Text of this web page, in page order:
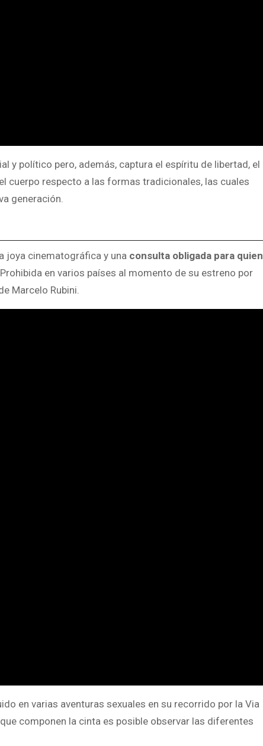
y político pero, además, captura el espíritu de libertad, el
cuerpo respecto a las formas tradicionales, las cuales
generación.
joya cinematográfica y una consulta obligada para quien
. Prohibida en varios países al momento de su estreno por
Marcelo Rubini.
en varias aventuras sexuales en su recorrido por la Via
componen la cinta es posible observar las diferentes